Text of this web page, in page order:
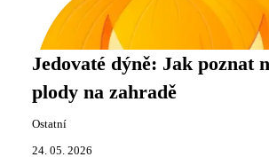
Jedovaté dýně: Jak poznat
plody na zahradě
Ostatní
24. 05. 2026